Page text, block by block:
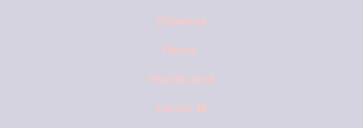
Cheveux
Fleurs
Feuille doré
Lettre M